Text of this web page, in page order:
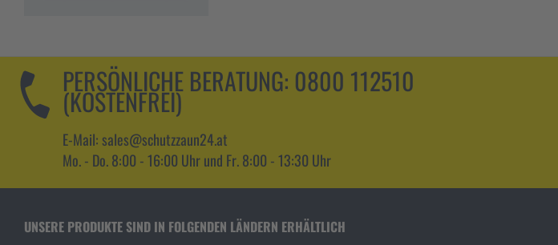
PERSÖNLICHE BERATUNG: 0800 112510
(KOSTENFREI)
E-Mail: sales@schutzzaun24.at
Mo. - Do. 8:00 - 16:00 Uhr und Fr. 8:00 - 13:30 Uhr
UNSERE PRODUKTE SIND IN FOLGENDEN LÄNDERN ERHÄLTLICH